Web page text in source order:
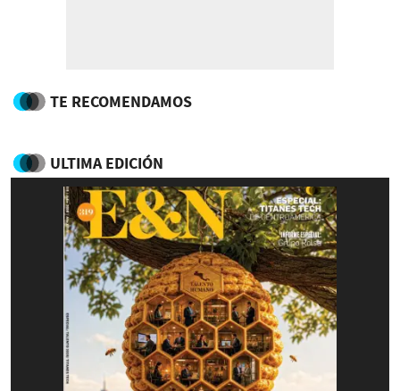
TE RECOMENDAMOS
ULTIMA EDICIÓN